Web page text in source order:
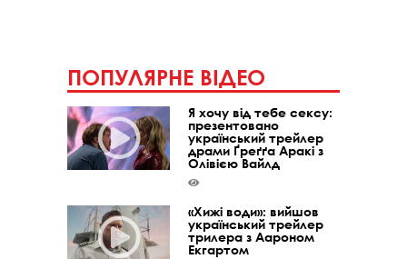
ПОПУЛЯРНЕ ВІДЕО
Я хочу від тебе сексу:
презентовано
український трейлер
драми Ґреґґа Аракі з
Олівією Вайлд
«Хижі води»: вийшов
український трейлер
трилера з Аароном
Екгартом